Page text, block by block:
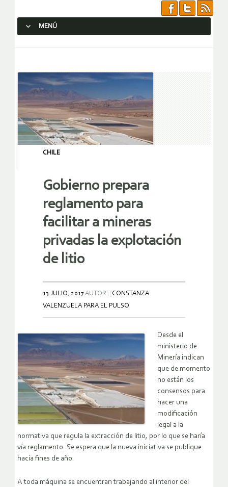
MENÚ
CHILE
Gobierno prepara
reglamento para
facilitar a mineras
privadas la explotación
de litio
13 JULIO, 2017AUTOR:
CONSTANZA
VALENZUELA PARA EL PULSO
Desde el
ministerio de
Minería indican
que de momento
no están los
consensos para
hacer una
modificación
legal a la
normativa que regula la extracción de litio, por lo que se haría
vía reglamento. Se espera que la nueva iniciativa se publique
hacia fines de año.
A toda máquina se encuentran trabajando al interior del